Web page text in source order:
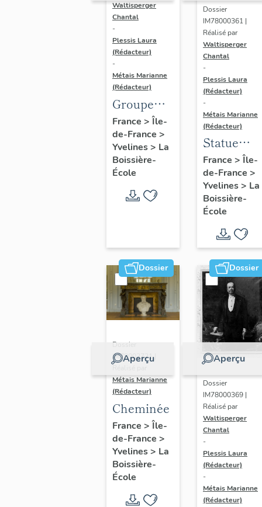
Waltisperger
Chantal
-
Plessis Laura
(Rédacteur)
-
Métais Marianne
(Rédacteur)
Groupe
sculpté :
Lionne
rapportant
un
sanglier à
ses
France > Île-
de-France >
Yvelines> La
Boissière-
École
Dossier
IM78000361 |
Réalisé par
Waltisperger
Chantal
-
Plessis Laura
(Rédacteur)
-
Métais Marianne
(Rédacteur)
Statue
(grandeur
nature) :
nymphe
France > Île-
de-France >
Yvelines> La
Boissière-
École
Dossier
Aperçu
Dossier
IM78002721 |
Métais Marianne
(Rédacteur)
Cheminée
France > Île-
de-France >
Yvelines> La
Boissière-
École
Dossier
Aperçu
Dossier
IM78000369 |
Réalisé par
Waltisperger
Chantal
-
Plessis Laura
(Rédacteur)
-
Métais Marianne
(Rédacteur)